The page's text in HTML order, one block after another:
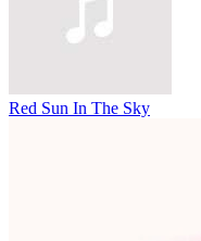
Red Sun In The Sky